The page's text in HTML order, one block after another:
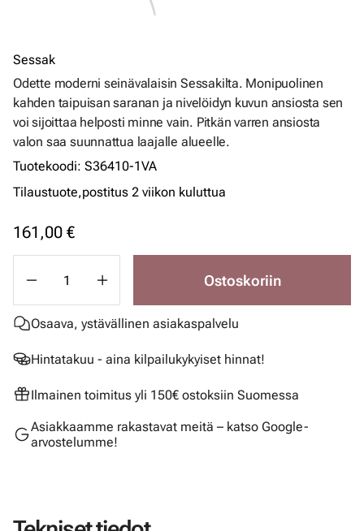
Sessak
Odette moderni seinävalaisin Sessakilta. Monipuolinen
kahden taipuisan saranan ja nivelöidyn kuvun ansiosta sen
voi sijoittaa helposti minne vain. Pitkän varren ansiosta
valon saa suunnattua laajalle alueelle.
Tuotekoodi: S36410-1VA
Tilaustuote,postitus 2 viikon kuluttua
161,00 €
Ostoskoriin
Osaava, ystävällinen asiakaspalvelu
Hintatakuu - aina kilpailukykyiset hinnat!
Ilmainen toimitus yli 150€ ostoksiin Suomessa
Asiakkaamme rakastavat meitä – katso Google-
arvostelumme!